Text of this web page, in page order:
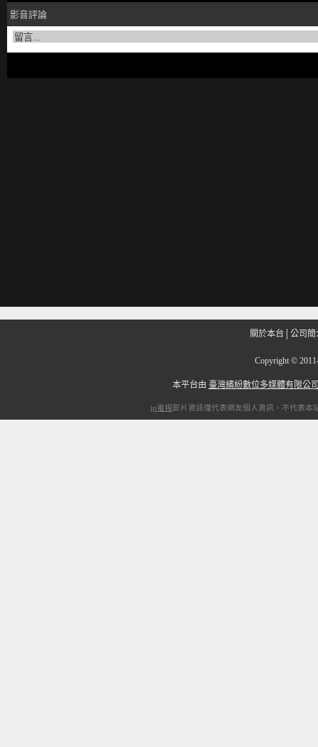
影音評論
關於本台 公司簡
Copyright ©
本平台由 臺灣繽紛數位多媒體有限公
ip電視影片資訊僅代表網友個人資訊，不代表本